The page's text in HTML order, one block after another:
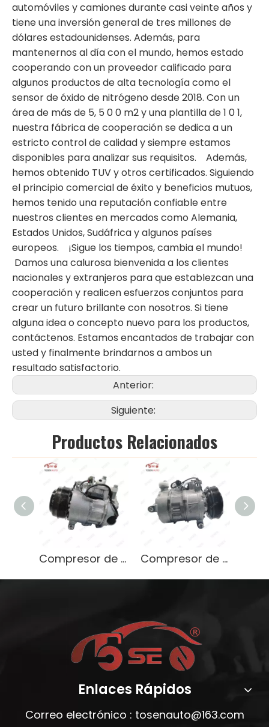
automóviles y camiones durante casi veinte años y
tiene una inversión general de tres millones de
dólares estadounidenses. Además, para
mantenernos al día con el mundo, hemos estado
cooperando con un proveedor calificado para
algunos productos de alta tecnología como el
sensor de óxido de nitrógeno desde 2018. Con un
área de más de 5, 5 0 0 m2 y una plantilla de 1 0 1,
nuestra fábrica de cooperación se dedica a un
estricto control de calidad y siempre estamos
disponibles para analizar sus requisitos. Además,
hemos obtenido TUV y otros certificados. Siguiendo
el principio comercial de éxito y beneficios mutuos,
hemos tenido una reputación confiable entre
nuestros clientes en mercados como Alemania,
Estados Unidos, Sudáfrica y algunos países
europeos. ¡Sigue los tiempos, cambia el mundo!
Damos una calurosa bienvenida a los clientes
nacionales y extranjeros para que establezcan una
cooperación y realicen esfuerzos conjuntos para
crear un futuro brillante con nosotros. Si tiene
alguna idea o concepto nuevo para los productos,
contáctenos. Estamos encantados de trabajar con
usted y finalmente brindarnos a ambos un
resultado satisfactorio.
Anterior:
Siguiente:
Productos Relacionados
Compresor de aire acondicionado OEM compatible 0008300201/0008307100 para Mercedes-Benz Compresor de aire acondicionado de alta calidad OEM 0008307200, 0008309300, 0008309900 para Mercedes-Benz
Enlaces Rápidos
Correo electrónico : tosenauto@163.com